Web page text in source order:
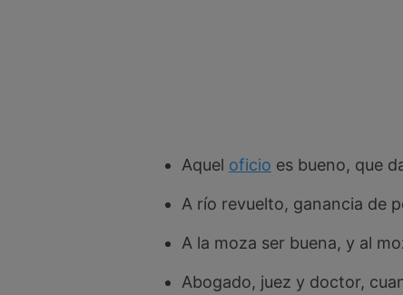
Aquel oficio es bueno, que
A río revuelto, ganancia de
A la moza ser buena, y al
Abogado, juez y doctor,